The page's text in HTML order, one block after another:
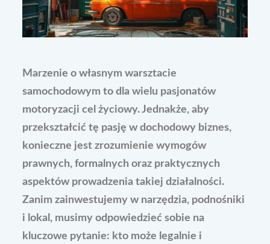
Marzenie o własnym warsztacie
samochodowym to dla wielu pasjonatów
motoryzacji cel życiowy. Jednakże, aby
przekształcić tę pasję w dochodowy biznes,
konieczne jest zrozumienie wymogów
prawnych, formalnych oraz praktycznych
aspektów prowadzenia takiej działalności.
Zanim zainwestujemy w narzędzia, podnośniki
i lokal, musimy odpowiedzieć sobie na
kluczowe pytanie: kto może legalnie i